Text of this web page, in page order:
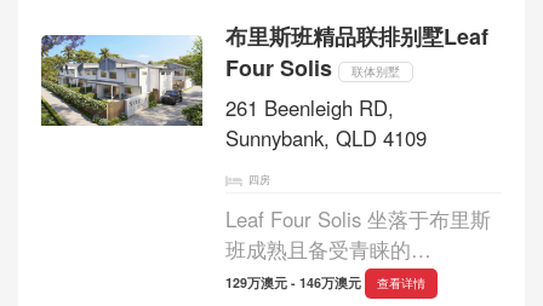
际线，自街景自然延展，挺拔
升至 36 层高空...
布里斯班精品联排别墅Leaf
Four Solis
联体别墅
261 Beenleigh RD,
Sunnybank, QLD 4109
四房
Leaf Four Solis 坐落于布里斯
班成熟且备受青睐的
Sunnybank 核心地段，是 Leaf
129万澳元 - 146万澳元 查看详情